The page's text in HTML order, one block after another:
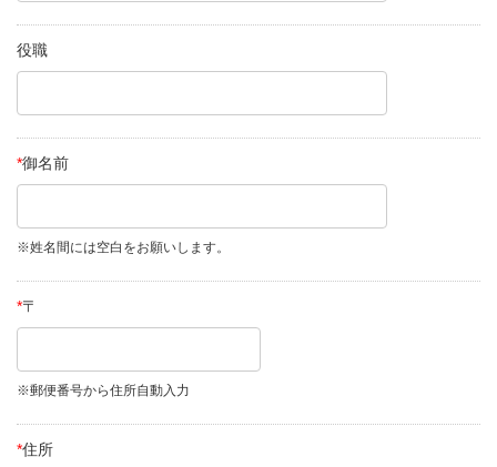
役職
*御名前
※姓名間には空白をお願いします。
*〒
※郵便番号から住所自動入力
*住所